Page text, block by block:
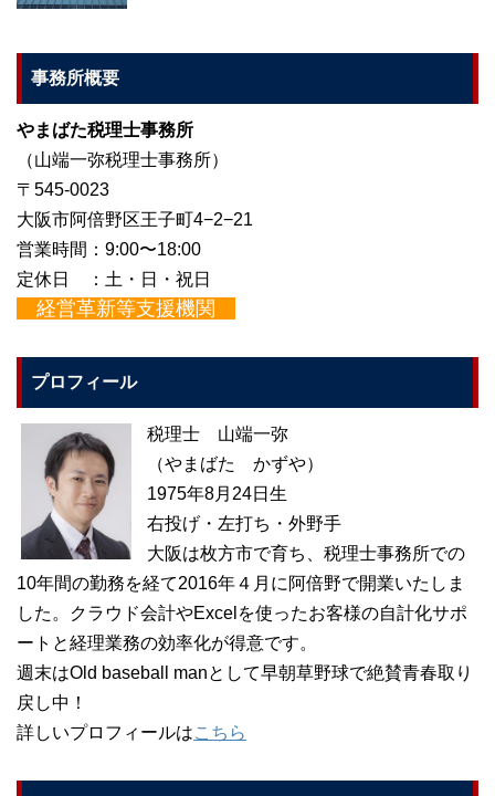
事務所概要
やまばた税理士事務所
（山端一弥税理士事務所）
〒545-0023
大阪市阿倍野区王子町4−2−21
営業時間：9:00〜18:00
定休日 ：土・日・祝日
経営革新等支援機関
プロフィール
税理士 山端一弥
（やまばた かずや）
1975年8月24日生
右投げ・左打ち・外野手
大阪は枚方市で育ち、税理士事務所での
10年間の勤務を経て2016年４月に阿倍野で開業いたしま
した。クラウド会計やExcelを使ったお客様の自計化サポ
ートと経理業務の効率化が得意です。
週末はOld baseball manとして早朝草野球で絶賛青春取り
戻し中！
詳しいプロフィールはこちら